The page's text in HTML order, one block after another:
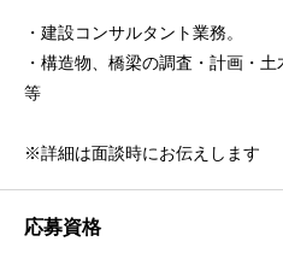
・建設コンサルタント業務。
・構造物、橋梁の調査・計画・土
等
※詳細は面談時にお伝えします
応募資格